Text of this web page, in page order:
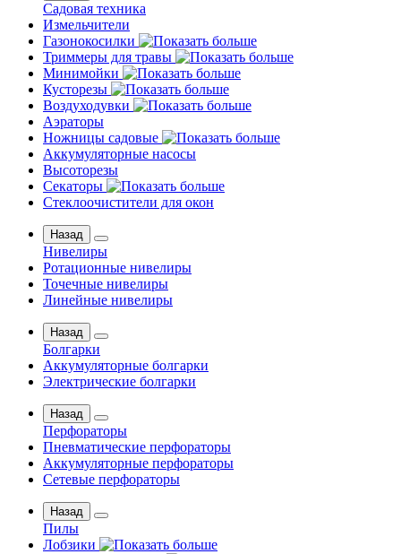
Садовая техника
Измельчители
Газонокосилки
Триммеры для травы
Минимойки
Кусторезы
Воздуходувки
Аэраторы
Ножницы садовые
Аккумуляторные насосы
Высоторезы
Секаторы
Стеклоочистители для окон
Назад
Нивелиры
Ротационные нивелиры
Точечные нивелиры
Линейные нивелиры
Назад
Болгарки
Аккумуляторные болгарки
Электрические болгарки
Назад
Перфораторы
Пневматические перфораторы
Аккумуляторные перфораторы
Сетевые перфораторы
Назад
Пилы
Лобзики